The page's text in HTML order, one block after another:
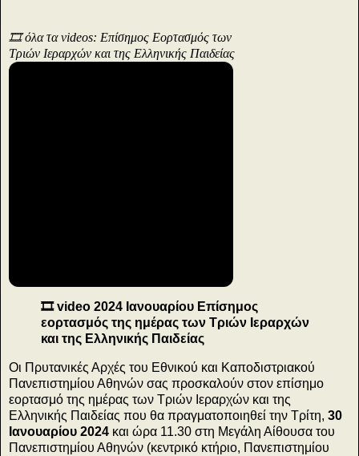
🎞️ όλα τα videos: Επίσημος Εορτασμός των
Τριών Ιεραρχών και της Ελληνικής Παιδείας
🎞️ video 2024 Ιανουαρίου Επίσημος
εορτασμός της ημέρας των Τριών Ιεραρχών
και της Ελληνικής Παιδείας
Οι Πρυτανικές Αρχές του Εθνικού και Καποδιστριακού
Πανεπιστημίου Αθηνών σας προσκαλούν στον επίσημο
εορτασμό της ημέρας των Τριών Ιεραρχών και της
Ελληνικής Παιδείας που θα πραγματοποιηθεί την Τρίτη, 30
Ιανουαρίου 2024 και ώρα 11.30 στη Μεγάλη Αίθουσα του
Πανεπιστημίου Αθηνών (κεντρικό κτήριο, Πανεπιστημίου